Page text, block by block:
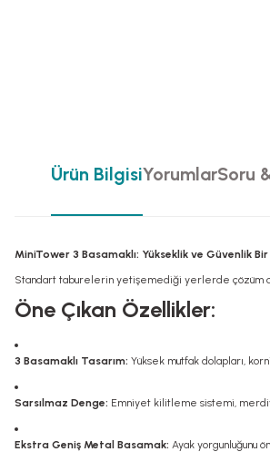
Ürün BilgisiYorumlarSoru
MiniTower 3 Basamaklı: Yükseklik ve Güvenlik
Standart taburelerin yetişemediği yerlerde çözüm
Öne Çıkan Özellikler:
3 Basamaklı Tasarım: Yüksek mutfak dolapları,
Sarsılmaz Denge: Emniyet kilitleme sistemi,
Ekstra Geniş Metal Basamak: Ayak yorgunluğunu